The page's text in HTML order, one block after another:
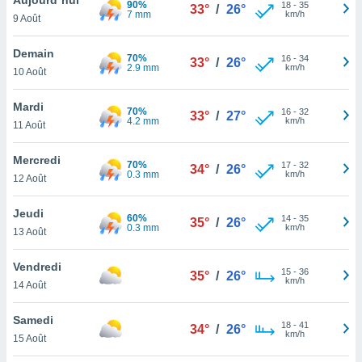
et
»,
au
vous
qu'ils
ou
le
ainsi
un
la
du
9 Août
90%
7 mm
33° / 26° 18- 35
km/h
Demain
10 Août
70%
2.9 mm
33° / 26° 16- 34
km/h
Mardi
11 Août
70%
4.2 mm
33° / 27° 16- 32
km/h
Mercredi
12 Août
70%
0.3 mm
34° / 26° 17- 32
km/h
Jeudi
13 Août
60%
0.3 mm
35° / 26° 14- 35
km/h
Vendredi
14 Août
35° / 26° 15- 36
km/h
Samedi
15 Août
34° / 26° 18- 41
km/h